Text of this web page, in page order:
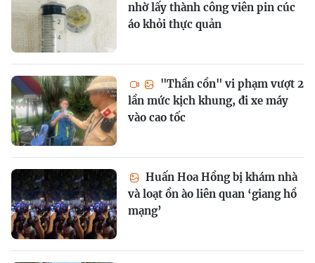
nhờ lấy thành công viên pin cúc
áo khỏi thực quản
"Thần cồn" vi phạm vượt 2
lần mức kịch khung, đi xe máy
vào cao tốc
Huấn Hoa Hồng bị khám nhà
và loạt ồn ào liên quan ‘giang hồ
mạng’